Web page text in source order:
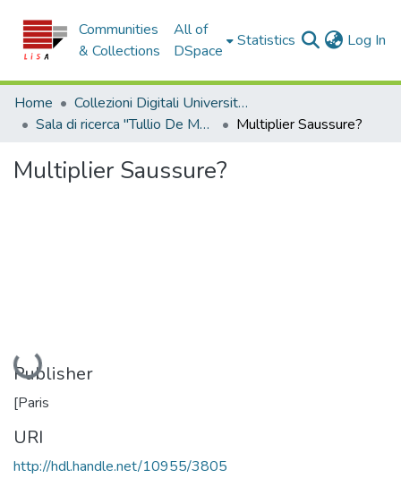
Communities
& Collections
All of
DSpace
Statistics Log In
Home
Collezioni Digitali Università della Calabria
Sala di ricerca "Tullio De Mauro"
Multiplier Saussure?
Multiplier Saussure?
Loading...
Publisher
[Paris
URI
http://hdl.handle.net/10955/3805